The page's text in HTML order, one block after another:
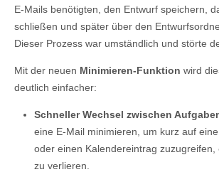
E-Mails benötigten, den Entwurf speichern,
schließen und später über den
Dieser Prozess war umständlich und störte
Mit der neuen Minimieren-Funktion wird
deutlich einfacher:
Schneller Wechsel zwischen
eine E-Mail minimieren, um kurz auf
oder einen Kalendereintrag zuzugreifen,
zu verlieren.